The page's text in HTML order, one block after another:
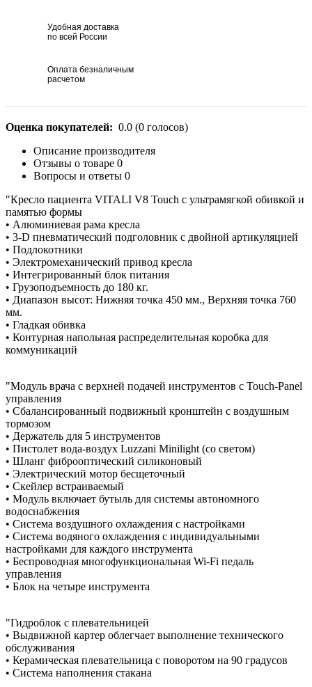
Удобная доставка
по всей России
Оплата безналичным
расчетом
Оценка покупателей: 0.0 (0 голосов)
Описание производителя
Отзывы о товаре 0
Вопросы и ответы 0
"Кресло пациента VITALI V8 Touch с ультрамягкой обивкой и
памятью формы
• Алюминиевая рама кресла
• 3-D пневматический подголовник с двойной артикуляцией
• Подлокотники
• Электромеханический привод кресла
• Интегрированный блок питания
• Грузоподъемность до 180 кг.
• Диапазон высот: Нижняя точка 450 мм., Верхняя точка 760
мм.
• Гладкая обивка
• Контурная напольная распределительная коробка для
коммуникаций
"Модуль врача с верхней подачей инструментов с Touch-Panel
управления
• Сбалансированный подвижный кронштейн с воздушным
тормозом
• Держатель для 5 инструментов
• Пистолет вода-воздух Luzzani Minilight (со светом)
• Шланг фиброоптический силиконовый
• Электрический мотор бесщеточный
• Скейлер встраиваемый
• Модуль включает бутыль для системы автономного
водоснабжения
• Система воздушного охлаждения с настройками
• Система водяного охлаждения с индивидуальными
настройками для каждого инструмента
• Беспроводная многофункциональная Wi-Fi педаль
управления
• Блок на четыре инструмента
"Гидроблок с плевательницей
• Выдвижной картер облегчает выполнение технического
обслуживания
• Керамическая плевательница с поворотом на 90 градусов
• Система наполнения стакана